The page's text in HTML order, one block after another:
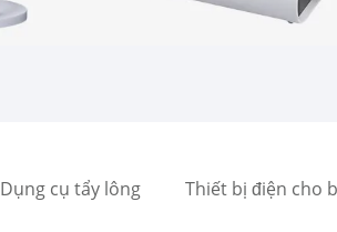
Dụng cụ tẩy lông Thiết bị điện cho